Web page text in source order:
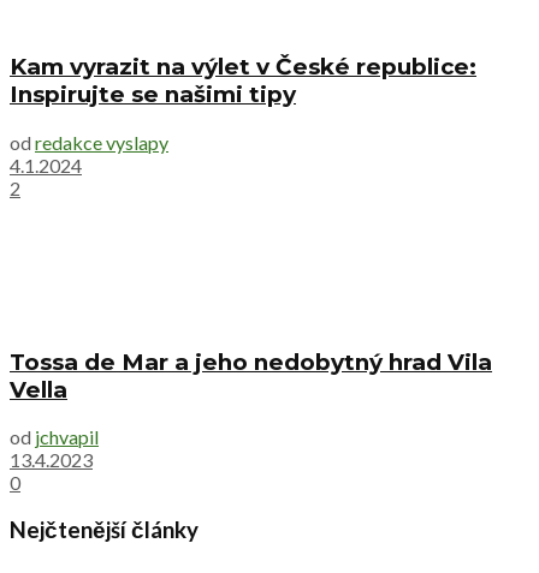
Kam vyrazit na výlet v České republice:
Inspirujte se našimi tipy
od redakce vyslapy
4.1.2024
2
Tossa de Mar a jeho nedobytný hrad Vila
Vella
od jchvapil
13.4.2023
0
Nejčtenější články